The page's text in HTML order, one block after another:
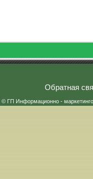
Обратная
© ГП Информационно -